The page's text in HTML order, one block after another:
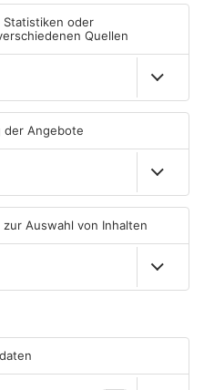
Schwimmbad bleibt heute
geschlossen